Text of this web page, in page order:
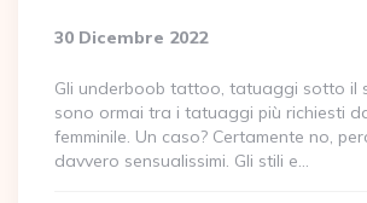
30 Dicembre 2022
Gli underboob tattoo, tatuaggi sotto il
sono ormai tra i tatuaggi più richiesti
femminile. Un caso? Certamente no,
davvero sensualissimi. Gli stili e…